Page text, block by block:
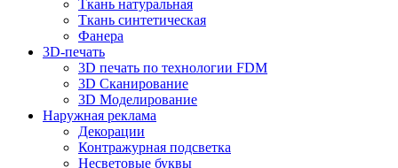
Ткань натуральная
Ткань синтетическая
Фанера
3D-печать
3D печать по технологии FDM
3D Сканирование
3D Моделирование
Наружная реклама
Декорации
Контражурная подсветка
Несветовые буквы